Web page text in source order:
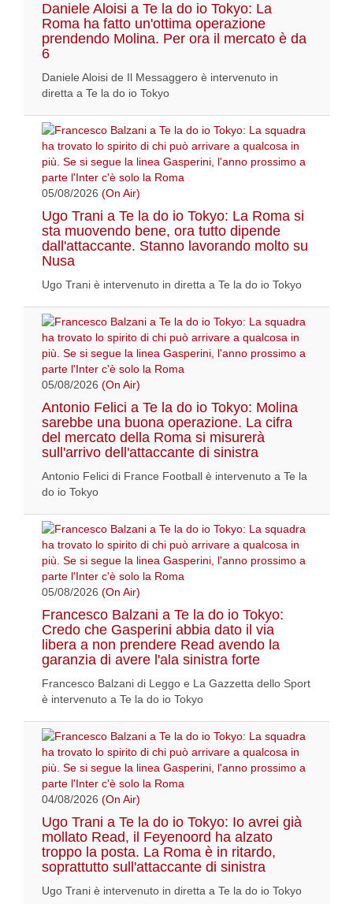
Daniele Aloisi a Te la do io Tokyo: La
Roma ha fatto un'ottima operazione
prendendo Molina. Per ora il mercato è da
6
Daniele Aloisi de Il Messaggero è intervenuto in
diretta a Te la do io Tokyo
05/08/2026 (On Air)
Ugo Trani a Te la do io Tokyo: La Roma si
sta muovendo bene, ora tutto dipende
dall'attaccante. Stanno lavorando molto su
Nusa
Ugo Trani è intervenuto in diretta a Te la do io Tokyo
05/08/2026 (On Air)
Antonio Felici a Te la do io Tokyo: Molina
sarebbe una buona operazione. La cifra
del mercato della Roma si misurerà
sull'arrivo dell'attaccante di sinistra
Antonio Felici di France Football è intervenuto a Te la
do io Tokyo
05/08/2026 (On Air)
Francesco Balzani a Te la do io Tokyo:
Credo che Gasperini abbia dato il via
libera a non prendere Read avendo la
garanzia di avere l'ala sinistra forte
Francesco Balzani di Leggo e La Gazzetta dello Sport
è intervenuto a Te la do io Tokyo
04/08/2026 (On Air)
Ugo Trani a Te la do io Tokyo: Io avrei già
mollato Read, il Feyenoord ha alzato
troppo la posta. La Roma è in ritardo,
soprattutto sull'attaccante di sinistra
Ugo Trani è intervenuto in diretta a Te la do io Tokyo